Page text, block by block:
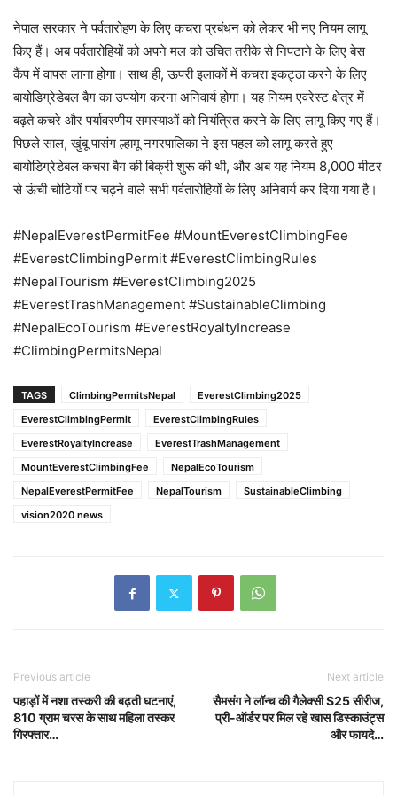
नेपाल सरकार ने पर्वतारोहण के लिए कचरा प्रबंधन को लेकर भी नए नियम लागू
किए हैं। अब पर्वतारोहियों को अपने मल को उचित तरीके से निपटाने के लिए बेस
कैंप में वापस लाना होगा। साथ ही, ऊपरी इलाकों में कचरा इकट्ठा करने के लिए
बायोडिग्रेडेबल बैग का उपयोग करना अनिवार्य होगा। यह नियम एवरेस्ट क्षेत्र में
बढ़ते कचरे और पर्यावरणीय समस्याओं को नियंत्रित करने के लिए लागू किए गए हैं।
पिछले साल, खुंबू पासंग ल्हामू नगरपालिका ने इस पहल को लागू करते हुए
बायोडिग्रेडेबल कचरा बैग की बिक्री शुरू की थी, और अब यह नियम 8,000 मीटर
से ऊंची चोटियों पर चढ़ने वाले सभी पर्वतारोहियों के लिए अनिवार्य कर दिया गया है।
#NepalEverestPermitFee #MountEverestClimbingFee
#EverestClimbingPermit #EverestClimbingRules
#NepalTourism #EverestClimbing2025
#EverestTrashManagement #SustainableClimbing
#NepalEcoTourism #EverestRoyaltyIncrease
#ClimbingPermitsNepal
TAGS ClimbingPermitsNepal
EverestClimbing2025
EverestClimbingPermit
EverestClimbingRules
EverestRoyaltyIncrease
EverestTrashManagement
MountEverestClimbingFee
NepalEcoTourism
NepalEverestPermitFee
NepalTourism
SustainableClimbing
vision2020 news
Previous article
पहाड़ों में नशा तस्करी की बढ़ती घटनाएं,
810 ग्राम चरस के साथ महिला तस्कर
गिरफ्तार…
Next article
सैमसंग ने लॉन्च की गैलेक्सी S25 सीरीज,
प्री-ऑर्डर पर मिल रहे खास डिस्काउंट्स
और फायदे…